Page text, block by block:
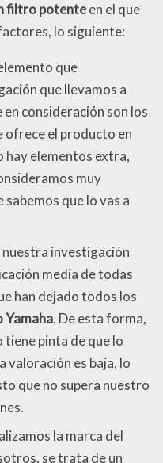
filtro potenteen el que
lo siguiente:
que
que llevamos a
en consideración son los
ofrece el producto en
hay elementos extra,
muy
que lo vas a
nuestra investigación
media de todas
han dejado todos los
Yamaha. De esta forma,
tiene pinta de que lo
valoración es baja, lo
que no supera nuestro
la marca del
se trata de un